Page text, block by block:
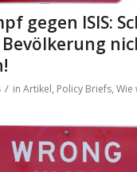
gegen ISIS:
/ in Artikel, Policy Briefs, Wie